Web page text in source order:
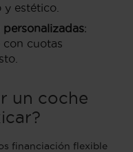
estético.
:
cuotas
un coche
financiación flexible